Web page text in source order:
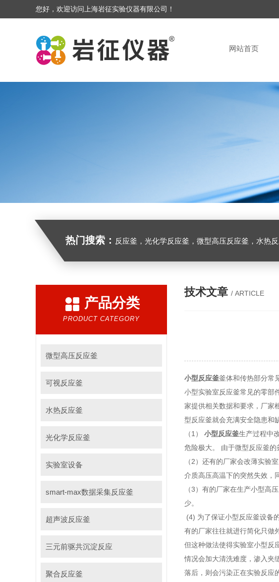
您好，欢迎访问上海岩征实验仪器有限公司！
网站首页
热门搜索： 反应釜，光化学反应釜，微型高压反应釜，水热
产品分类
PRODUCT CATEGORY
微型高压反应釜
可视反应釜
水热反应釜
光化学反应釜
实验室设备
smart-max数据采集反应釜
超声波反应釜
三元前驱共沉淀反应
聚合反应釜
技术文章 / ARTICLE
小型反应釜釜体和传热部分常
小型实验室反应釜常见的零部
家提供相关数据和要求，厂家
型反应釜就会充满安全隐患和
（1） 小型反应釜生产过程中
危险极大。 由于微型反应釜的
（2）还有的厂家会改薄实验
介质高压高温下的突然失效，
（3）有的厂家在生产小型高
少。
(4) 为了保证小型反应釜设备
有的厂家往往就进行简化只做
但这种做法使得实验室小型反
情况会加大清洗难度，渗入夹
落后，则会污染正在实验反应